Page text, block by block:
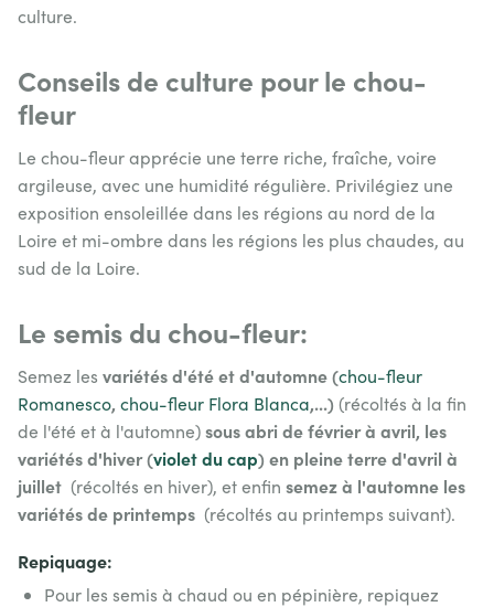
culture.
Conseils de culture pour le chou-
fleur
Le chou-fleur apprécie une terre riche, fraîche, voire
argileuse, avec une humidité régulière. Privilégiez une
exposition ensoleillée dans les régions au nord de la
Loire et mi-ombre dans les régions les plus chaudes, au
sud de la Loire.
Le semis du chou-fleur:
Semez les variétés d'été et d'automne (chou-fleur
Romanesco, chou-fleur Flora Blanca,...) (récoltés à la fin
de l'été et à l'automne)sous abri de février à avril, les
variétés d'hiver (violet du cap) en pleine terre d'avril à
juillet (récoltés en hiver), et enfin semez à l'automne les
variétés de printemps (récoltés au printemps suivant).
Repiquage:
Pour les semis à chaud ou en pépinière, repiquez